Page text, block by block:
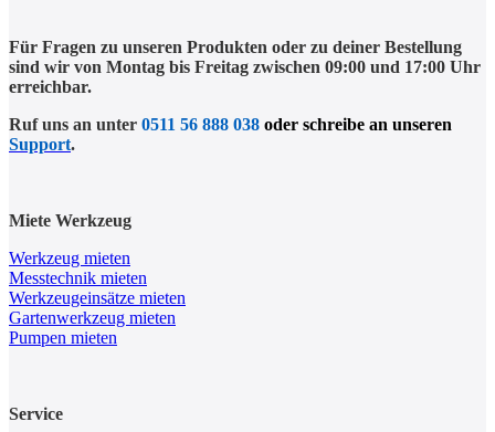
Für Fragen zu unseren Produkten oder zu deiner Bestellung
sind wir von Montag bis Freitag zwischen 09:00 und 17:00 Uhr
erreichbar.
Ruf uns an unter 0511 56 888 038 oder schreibe an unseren
Support.
Miete Werkzeug
Werkzeug mieten
Messtechnik mieten
Werkzeugeinsätze mieten
Gartenwerkzeug mieten
Pumpen mieten
Service